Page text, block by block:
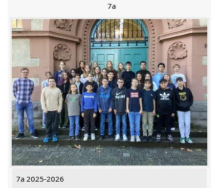
7a
7a 2025-2026